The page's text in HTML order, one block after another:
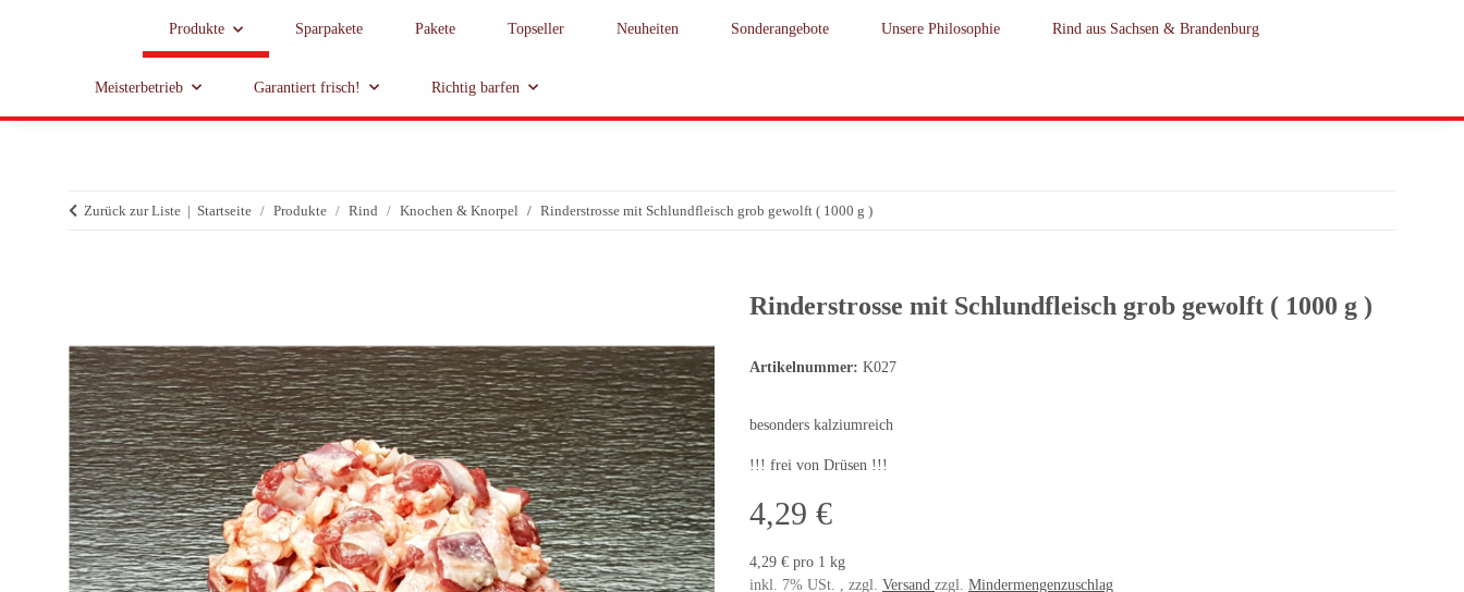
Produkte Sparpakete Pakete Topseller Neuheiten Sonderangebote Unsere Philosophie Rind aus Sachsen & Brandenburg
Meisterbetrieb Garantiert frisch! Richtig barfen
Zurück zur Liste Startseite Produkte Rind Knochen & Knorpel Rinderstrosse mit Schlundfleisch grob gewolft ( 1000 g )
Rinderstrosse mit Schlundfleisch grob gewolft ( 1000 g )
Artikelnummer: K027
besonders kalziumreich
!!! frei von Drüsen !!!
4,29 €
4,29 € pro 1 kg
inkl. 7% USt. , zzgl. Versand zzgl. Mindermengenzuschlag